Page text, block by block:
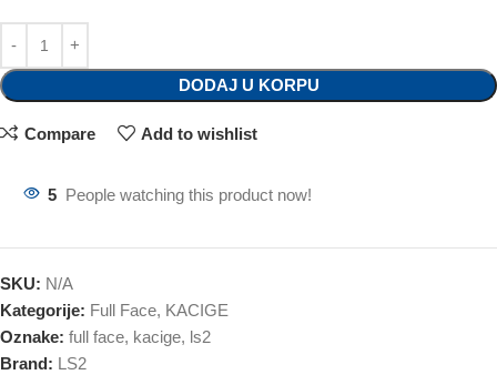
DODAJ U KORPU
Compare Add to wishlist
5 People watching this product now!
SKU: N/A
Kategorije: Full Face, KACIGE
Oznake: full face, kacige, ls2
Brand: LS2